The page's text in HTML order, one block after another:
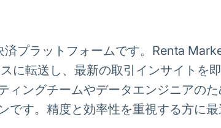
プラットフォームです。Renta
に転送し、最新の取引インサイトを
ィングチームやデータエンジニアの
です。精度と効率性を重視する方に